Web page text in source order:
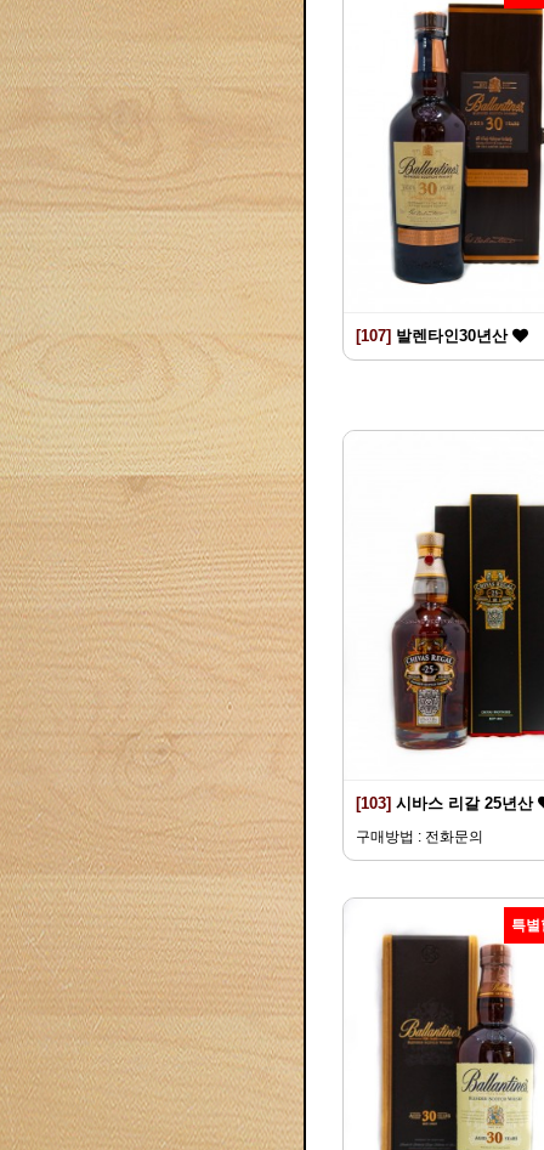
[107] 발렌타인30년산
[103] 시바스 리갈 25년산
구매방법 : 전화문의
특별